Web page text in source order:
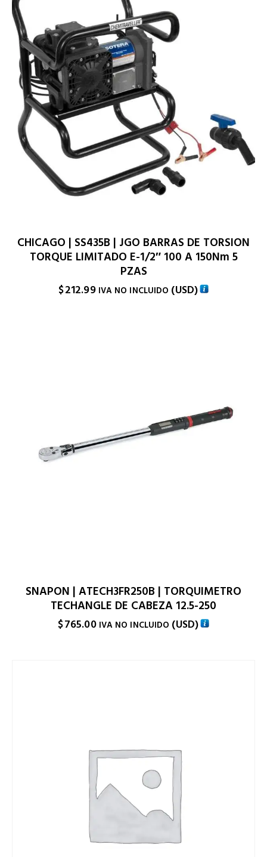
CHICAGO | SS435B | JGO BARRAS DE TORSION
TORQUE LIMITADO E-1/2″ 100 A 150Nm 5
PZAS
$212.99 IVA NO INCLUIDO (USD)
SNAPON | ATECH3FR250B | TORQUIMETRO
TECHANGLE DE CABEZA 12.5-250
$765.00 IVA NO INCLUIDO (USD)